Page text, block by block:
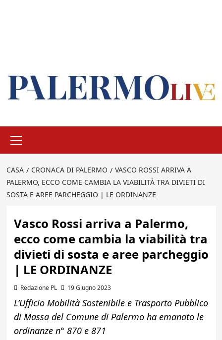
principale
CASA CRONACA DI PALERMO
VASCO ROSSI ARRIVA A
PALERMO, ECCO COME CAMBIA LA VIABILITÀ TRA DIVIETI DI
SOSTA E AREE PARCHEGGIO | LE ORDINANZE
Vasco Rossi arriva a Palermo,
ecco come cambia la viabilità tra
divieti di sosta e aree parcheggio
| LE ORDINANZE
Redazione PL 19 Giugno 2023
L’Ufficio Mobilità Sostenibile e Trasporto Pubblico
di Massa del Comune di Palermo ha emanato le
ordinanze n° 870 e 871